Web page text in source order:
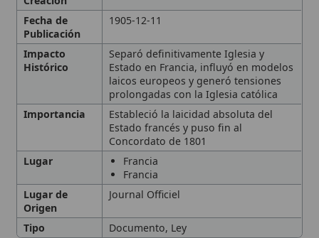
Tipo Documento, Ley
Antecedentes históricos
Promulgación de la ley
Contenido principal de la ley
Reacción de la Iglesia
Católica
Consecuencias para la
Iglesia en Francia